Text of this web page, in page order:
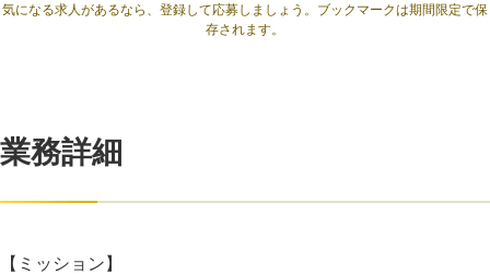
気になる求人があるなら、登録して応募しましょう。ブックマークは期間限定で保
存されます。
業務詳細
【ミッション】